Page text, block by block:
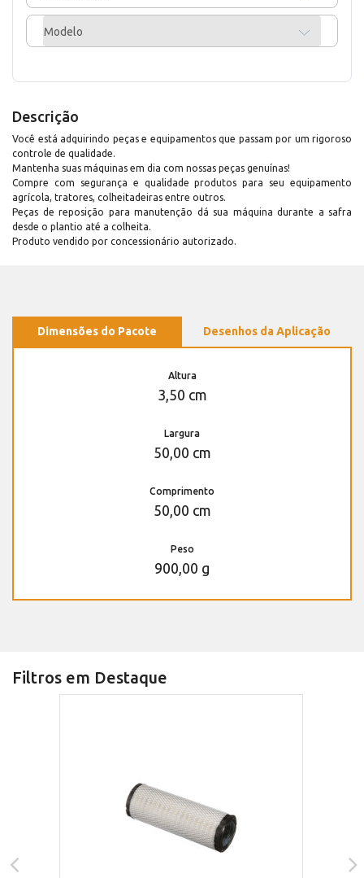
Modelo
Descrição
Você está adquirindo peças e equipamentos que passam por um rigoroso
controle de qualidade.
Mantenha suas máquinas em dia com nossas peças genuínas!
Compre com segurança e qualidade produtos para seu equipamento
agrícola, tratores, colheitadeiras entre outros.
Peças de reposição para manutenção dá sua máquina durante a safra
desde o plantio até a colheita.
Produto vendido por concessionário autorizado.
Dimensões do Pacote Desenhos da Aplicação
Altura
3,50 cm
Largura
50,00 cm
Comprimento
50,00 cm
Peso
900,00 g
Filtros em Destaque